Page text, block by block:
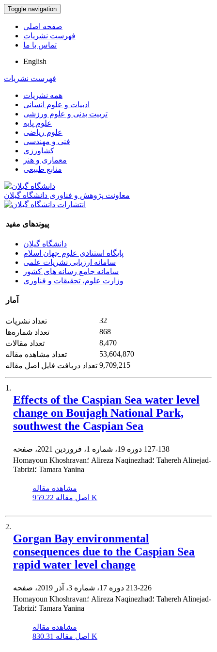
Toggle navigation
صفحه اصلی
فهرست نشریات
تماس با ما
English
فهرست نشریات
همه نشریات
ادبیات و علوم انسانی
تربیت بدنی و علوم ورزشی
علوم پایه
علوم ریاضی
فنی و مهندسی
کشاورزی
معماری و هنر
منابع طبیعی
معاونت پژوهش و فناوری دانشگاه گیلان
پیوندهای مفید
دانشگاه گیلان
پایگاه استنادی علوم جهان اسلام
سامانه ارزیابی نشریات علمی
سامانه جامع رسانه های کشور
وزارت علوم، تحقیقات و فناوری
آمار
تعداد نشریات
32
تعداد شماره‌ها
868
تعداد مقالات
8,470
تعداد مشاهده مقاله
53,604,870
تعداد دریافت فایل اصل مقاله 9,709,215
1.
Effects of the Caspian Sea water level
change on Boujagh National Park,
southwest the Caspian Sea
127-138
Homayoun Khoshravan؛ Alireza Naqinezhad؛ Tahereh Alinejad-
Tabrizi؛ Tamara Yanina
مشاهده مقاله
اصل مقاله 959.22 K
2.
Gorgan Bay environmental
consequences due to the Caspian Sea
rapid water level change
213-226
Homayoun Khoshravan؛ Alireza Naqinezhad؛ Tahereh Alinejad-
Tabrizi؛ Tamara Yanina
مشاهده مقاله
اصل مقاله 830.31 K